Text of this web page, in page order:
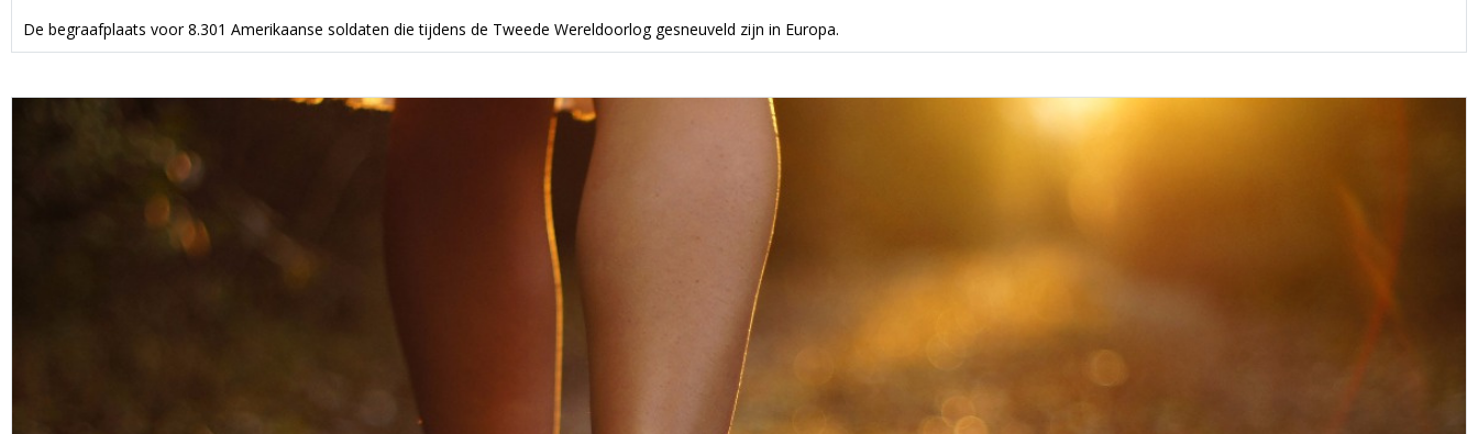
De begraafplaats voor 8.301 Amerikaanse soldaten die tijdens de Tweede Wereldoorlog gesneuveld zijn in Europa.